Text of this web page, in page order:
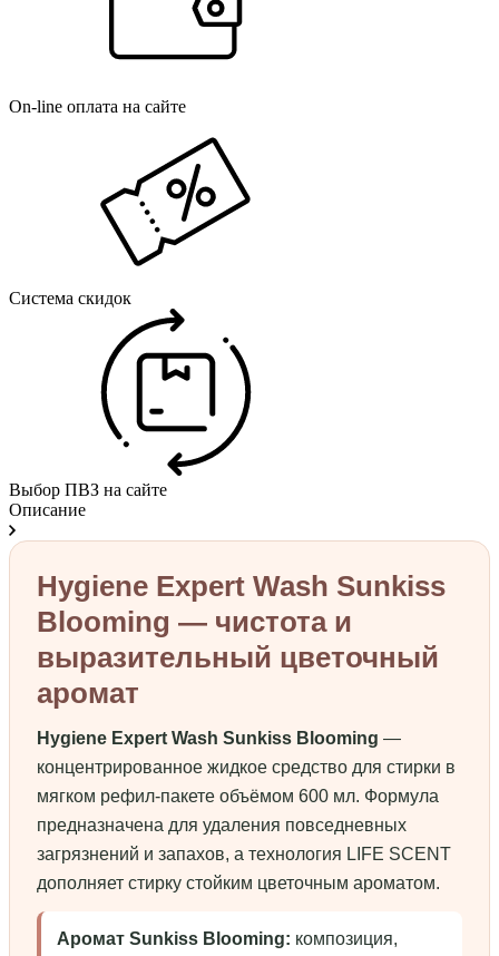
On-line оплата на сайте
Система скидок
Выбор ПВЗ на сайте
Описание
Hygiene Expert Wash Sunkiss
Blooming — чистота и
выразительный цветочный
аромат
Hygiene Expert Wash Sunkiss Blooming —
концентрированное жидкое средство для стирки в
мягком рефил-пакете объёмом 600 мл. Формула
предназначена для удаления повседневных
загрязнений и запахов, а технология LIFE SCENT
дополняет стирку стойким цветочным ароматом.
Аромат Sunkiss Blooming: композиция,